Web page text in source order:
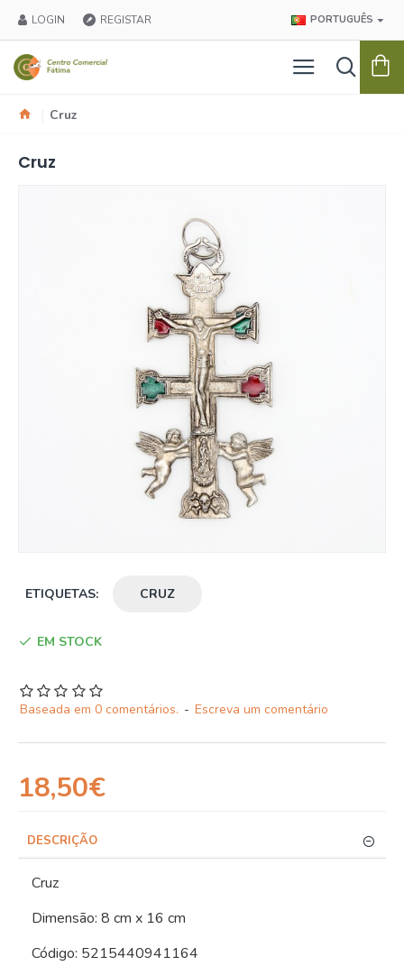
LOGIN REGISTAR PORTUGUÊS
Cruz
Cruz
ETIQUETAS: CRUZ
EM STOCK
Baseada em 0 comentários. - Escreva um comentário
18,50€
DESCRIÇÃO
Cruz
Dimensão: 8 cm x 16 cm
Código: 5215440941164